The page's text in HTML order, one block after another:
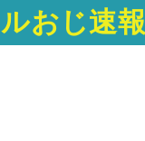
おじ速報